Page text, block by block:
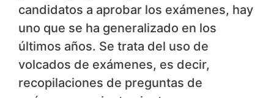
candidatos a aprobar los exámenes, hay
uno que se ha generalizado en los
últimos años. Se trata del uso de
volcados de exámenes, es decir,
recopilaciones de preguntas de